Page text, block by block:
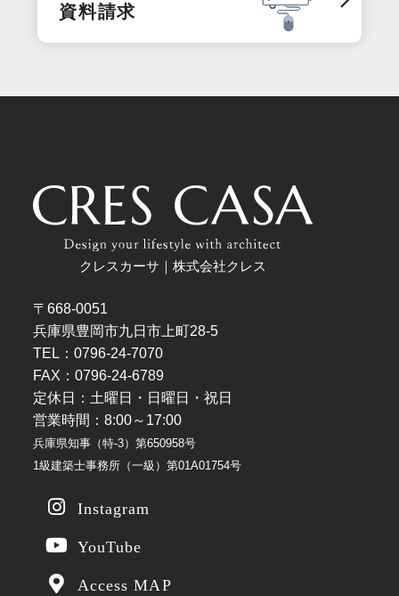
資料請求
クレスカーサ｜株式会社クレス
〒668-0051
兵庫県豊岡市九日市上町28-5
TEL：0796-24-7070
FAX：0796-24-6789
定休日：土曜日・日曜日・祝日
営業時間：8:00～17:00
兵庫県知事（特-3）第650958号
1級建築士事務所（一級）第01A01754号
Instagram
YouTube
Access MAP